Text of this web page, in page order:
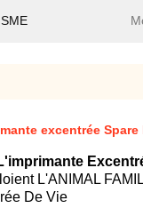
excentrée Spare
L'ANIMAL
De Vie